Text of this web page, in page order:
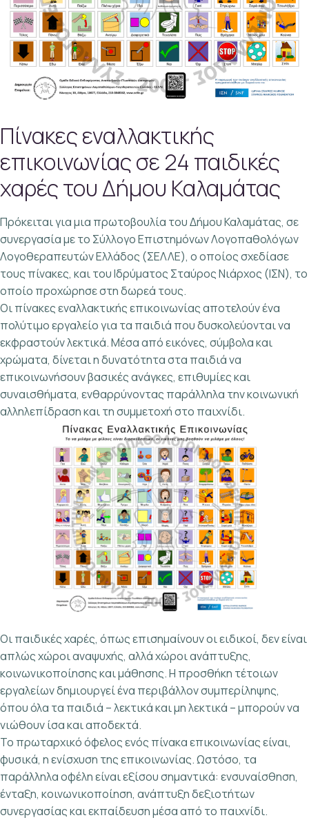
Πίνακες εναλλακτικής
επικοινωνίας σε 24 παιδικές
χαρές του Δήμου Καλαμάτας
Πρόκειται για μια πρωτοβουλία του Δήμου Καλαμάτας, σε
συνεργασία με το Σύλλογο Επιστημόνων Λογοπαθολόγων
Λογοθεραπευτών Ελλάδος (ΣΕΛΛΕ), ο οποίος σχεδίασε
τους πίνακες, και του Ιδρύματος Σταύρος Νιάρχος (ΙΣΝ), το
οποίο προχώρησε στη δωρεά τους.
Οι πίνακες εναλλακτικής επικοινωνίας αποτελούν ένα
πολύτιμο εργαλείο για τα παιδιά που δυσκολεύονται να
εκφραστούν λεκτικά. Μέσα από εικόνες, σύμβολα και
χρώματα, δίνεται η δυνατότητα στα παιδιά να
επικοινωνήσουν βασικές ανάγκες, επιθυμίες και
συναισθήματα, ενθαρρύνοντας παράλληλα την κοινωνική
αλληλεπίδραση και τη συμμετοχή στο παιχνίδι.
Οι παιδικές χαρές, όπως επισημαίνουν οι ειδικοί, δεν είναι
απλώς χώροι αναψυχής, αλλά χώροι ανάπτυξης,
κοινωνικοποίησης και μάθησης. Η προσθήκη τέτοιων
εργαλείων δημιουργεί ένα περιβάλλον συμπερίληψης,
όπου όλα τα παιδιά – λεκτικά και μη λεκτικά – μπορούν να
νιώθουν ίσα και αποδεκτά.
Το πρωταρχικό όφελος ενός πίνακα επικοινωνίας είναι,
φυσικά, η ενίσχυση της επικοινωνίας. Ωστόσο, τα
παράλληλα οφέλη είναι εξίσου σημαντικά: ενσυναίσθηση,
ένταξη, κοινωνικοποίηση, ανάπτυξη δεξιοτήτων
συνεργασίας και εκπαίδευση μέσα από το παιχνίδι.